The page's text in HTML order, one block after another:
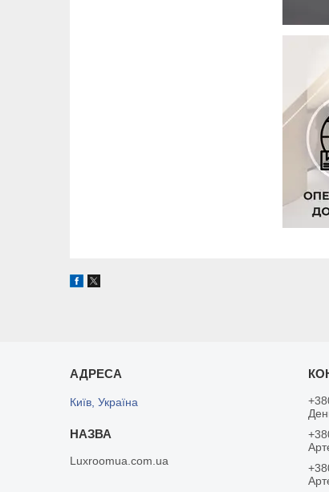
Київ, Україна
Luxroomua.com.ua